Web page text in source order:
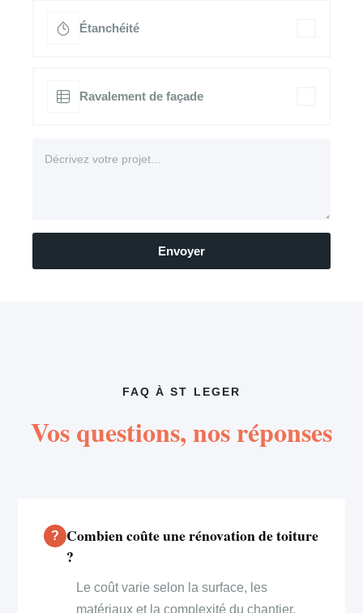
Étanchéité
Ravalement de façade
Envoyer
FAQ À ST LEGER
Vos questions, nos réponses
Combien coûte une rénovation de toiture
?
Le coût varie selon la surface, les
matériaux et la complexité du chantier.